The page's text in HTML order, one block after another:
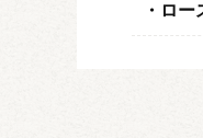
ロー